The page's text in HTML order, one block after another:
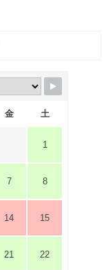
金 土
1
7 8
14 15
21 22